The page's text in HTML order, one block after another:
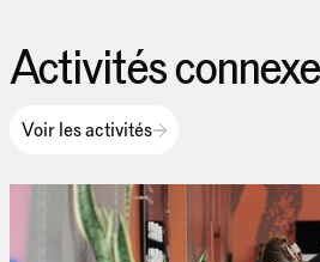
Activités
Voir les activités